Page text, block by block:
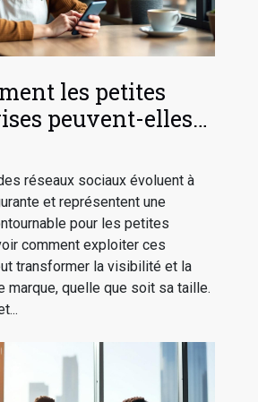
les petites
peuvent-elles
tendances des
sociaux ?
réseaux sociaux évoluent à
et représentent une
pour les petites
comment exploiter ces
transformer la visibilité et la
marque, quelle que soit sa taille.